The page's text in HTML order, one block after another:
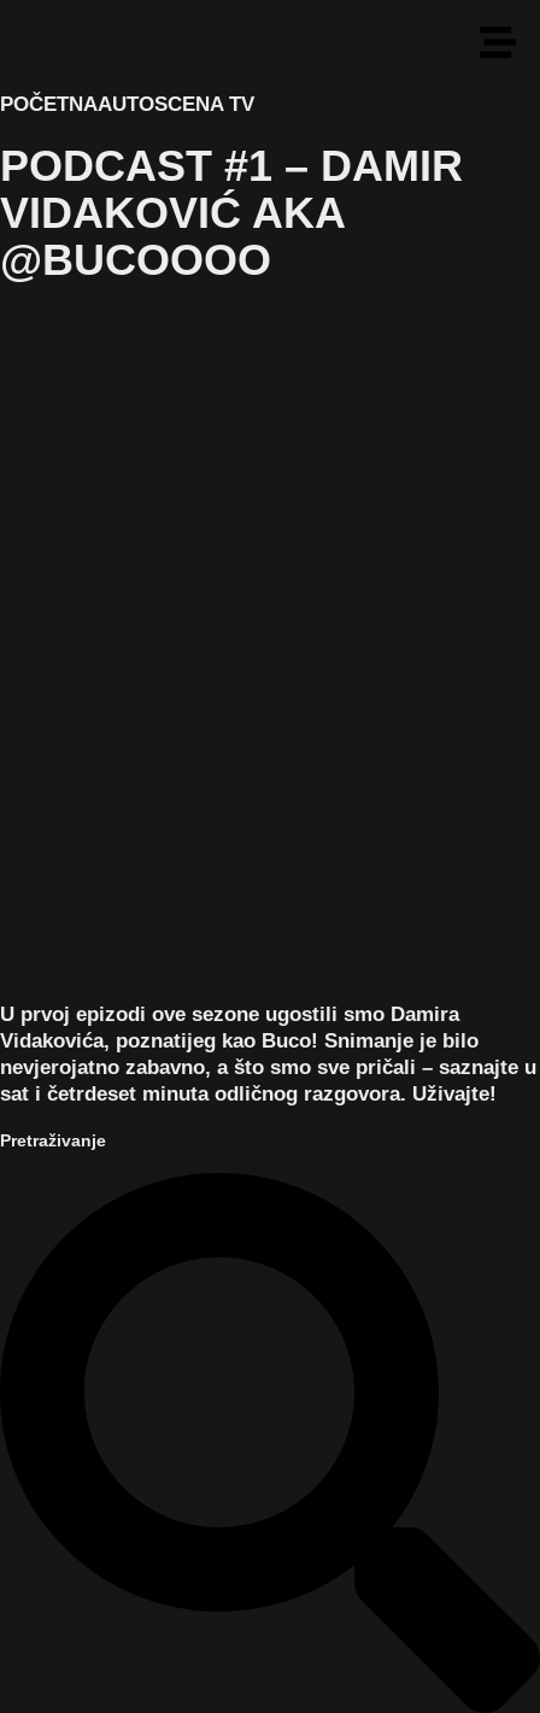
POČETNAAUTOSCENA TV
PODCAST #1 – DAMIR
VIDAKOVIĆ AKA
@BUCOOOO
U prvoj epizodi ove sezone ugostili smo Damira
Vidakovića, poznatijeg kao Buco! Snimanje je bilo
nevjerojatno zabavno, a što smo sve pričali – saznajte u
sat i četrdeset minuta odličnog razgovora. Uživajte!
Pretraživanje